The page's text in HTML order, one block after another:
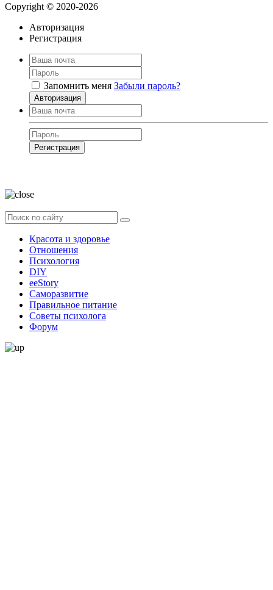
Copyright © 2020-2026
Авторизация
Регистрация
Запомнить меня Забыли пароль?
Авторизация
Регистрация
Красота и здоровье
Отношения
Психология
DIY
ееStory
Саморазвитие
Правильное питание
Советы психолога
Форум